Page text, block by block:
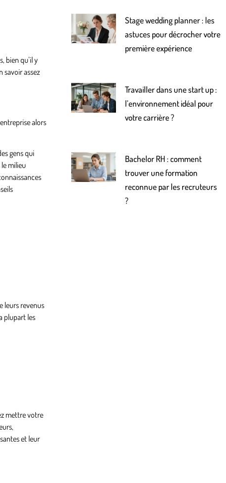
bien qu’il y
savoir assez
alors
gens qui
milieu
leurs revenus
plupart les
mettre votre
et leur
Stage wedding planner : les
astuces pour décrocher votre
première expérience
Travailler dans une start up :
l’environnement idéal pour
votre carrière ?
Bachelor RH : comment
trouver une formation
reconnue par les recruteurs
?